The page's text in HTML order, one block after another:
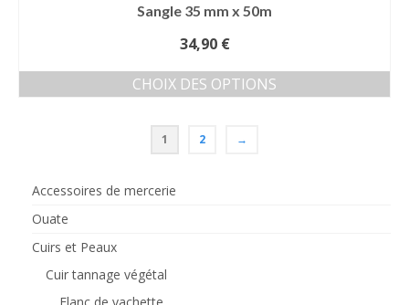
la
page
du
produit
plusieurs
Les
options
peuvent
sur
Sangle 35 mm x 50m
34,90 €
CHOIX DES OPTIONS
a
1 2 →
Accessoires de mercerie
Ouate
Cuirs et Peaux
Cuir tannage végétal
Flanc de vachette